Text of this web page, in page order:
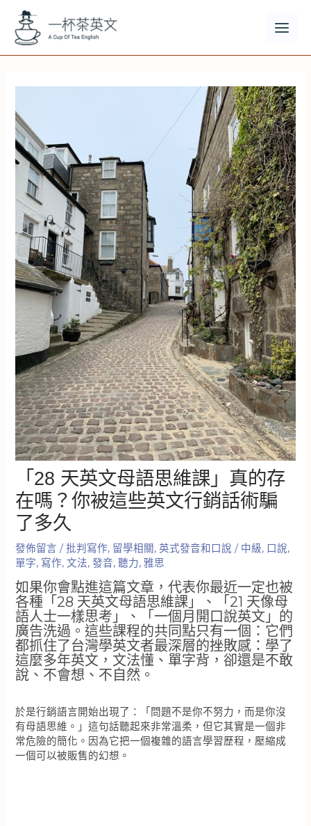
「28 天英文母語思維課」真的存
在嗎？你被這些英文行銷話術騙
了多久
發佈留言 /批判寫作, 留學相關,英式發音和口說 / 中級, 口說,
單字, 寫作,文法,發音,聽力,雅思
如果你會點進這篇文章，代表你最近一定也被
各種「28 天英文母語思維課」、「21 天像母
語人士一樣思考」、「一個月開口說英文」的
廣告洗過。這些課程的共同點只有一個：它們
都抓住了台灣學英文者最深層的挫敗感：學了
這麼多年英文，文法懂、單字背，卻還是不敢
說、不會想、不自然。
於是行銷語言開始出現了：「問題不是你不努力，而是你沒
有母語思維。」這句話聽起來非常溫柔，但它其實是一個非
常危險的簡化。因為它把一個複雜的語言學習歷程，壓縮成
一個可以被販售的幻想。